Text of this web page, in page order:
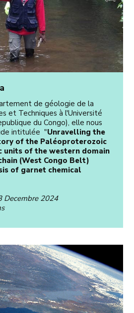
de géologie de la
et Techniques à l'Université
du Congo), elle nous
intitulée "Unravelling the
of the Paléoproterozoic
units of the western domain
(West Congo Belt)
of garnet chemical
Decembre 2024